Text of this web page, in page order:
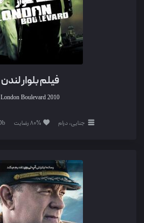
فیلم بلوار لندن
London Boulevard 2010
جنایی، درام 80% رضایت